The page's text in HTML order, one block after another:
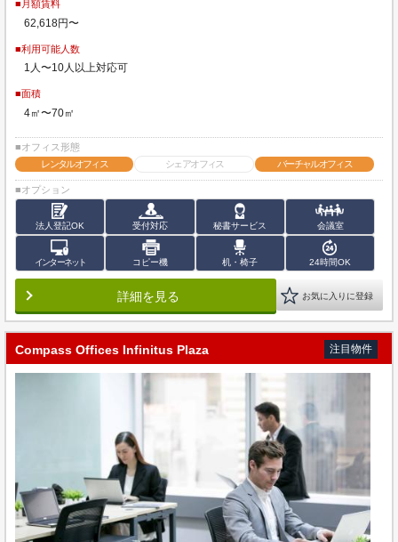
■月額賃料
62,618円〜
■利用可能人数
1人〜10人以上対応可
■面積
4㎡〜70㎡
■オフィス形態
レンタルオフィス
シェアオフィス バーチャルオフィス
■オプション
法人登記OK 受付対応 秘書サービス 会議室
インターネット コピー機 机・椅子 24時間OK
詳細を見る お気に入りに登録
Compass Offices Infinitus Plaza 注目物件